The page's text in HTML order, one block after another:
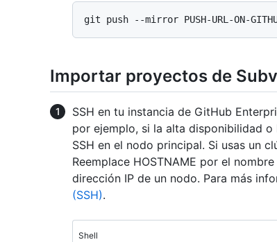
Importar proyectos de
SSH en tu instancia de GitHub
por ejemplo, si la alta disponibilidad
SSH en el nodo principal. Si usas un
Reemplace HOSTNAME por el
dirección IP de un nodo. Para más
(SSH).
Shell